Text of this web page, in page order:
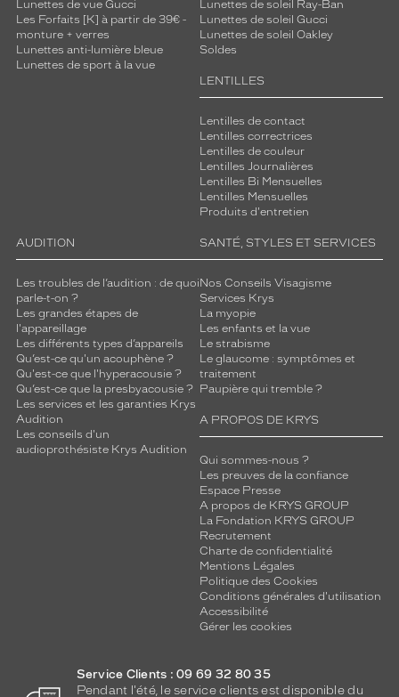
montage
Cerclé
Codir
Marque
Coq
Sportif
Lunettes de vue Gucci
Les Forfaits [K] à partir de 39€ -
monture + verres
Lunettes anti-lumière bleue
Lunettes de sport à la vue
Lunettes de soleil Ray-Ban
Lunettes de soleil Gucci
Lunettes de soleil Oakley
Soldes
LENTILLES
Lentilles de contact
Lentilles correctrices
Lentilles de couleur
Lentilles Journalières
Lentilles Bi Mensuelles
Lentilles Mensuelles
Produits d'entretien
AUDITION
Les troubles de l’audition : de quoi
parle-t-on ?
Les grandes étapes de
l'appareillage
Les différents types d’appareils
Qu’est-ce qu'un acouphène ?
Qu'est-ce que l'hyperacousie ?
Qu’est-ce que la presbyacousie ?
Les services et les garanties Krys
Audition
Les conseils d'un
audioprothésiste Krys Audition
SANTÉ, STYLES ET SERVICES
Nos Conseils Visagisme
Services Krys
La myopie
Les enfants et la vue
Le strabisme
Le glaucome : symptômes et
traitement
Paupière qui tremble ?
A PROPOS DE KRYS
Qui sommes-nous ?
Les preuves de la confiance
Espace Presse
A propos de KRYS GROUP
La Fondation KRYS GROUP
Recrutement
Charte de confidentialité
Mentions Légales
Politique des Cookies
Conditions générales d'utilisation
Accessibilité
Gérer les cookies
Service Clients : 09 69 32 80 35
Pendant l'été, le service clients est disponible du